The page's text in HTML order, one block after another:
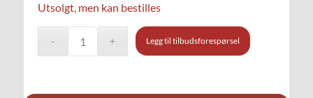
Utsolgt, men kan bestilles
Legg til tilbudsforespørsel